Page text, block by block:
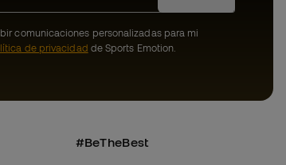
comunicaciones personalizadas para mi
de privacidad de Sports Emotion.
#BeTheBest